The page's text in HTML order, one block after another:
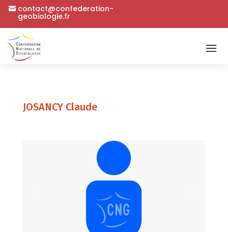
contact@confederation-
geobiologie.fr
JOSANCY Claude